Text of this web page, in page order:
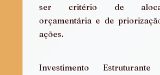
ser critério de
orçamentária e de
ações.
Investimento Estruturante